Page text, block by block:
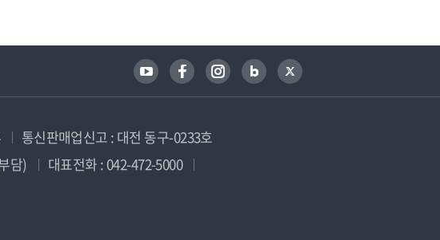
통신판매업신고 : 대전 동구-0233호
담)
대표전화 : 042-472-5000